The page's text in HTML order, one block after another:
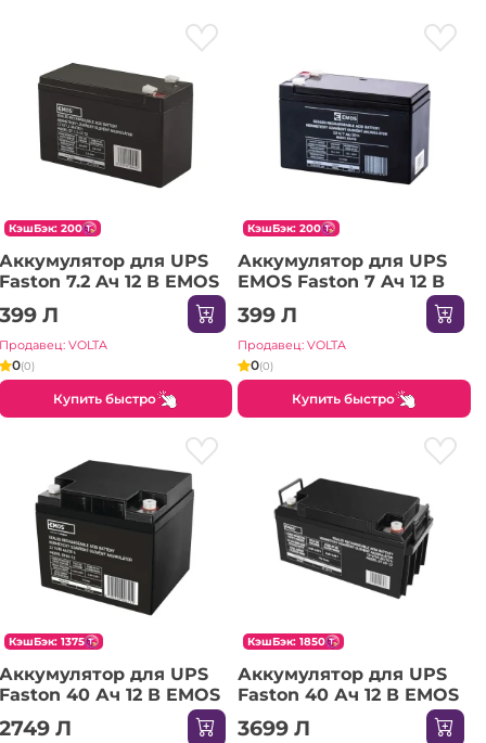
КэшБэк: 200
Аккумулятор для UPS
Faston 7.2 Aч 12 В EMOS
399 Л
Продавец: VOLTA
0(0)
Купить быстро
КэшБэк: 200
Аккумулятор для UPS
EMOS Faston 7 Aч 12 В
399 Л
Продавец: VOLTA
0(0)
Купить быстро
КэшБэк: 1375
Аккумулятор для UPS
Faston 40 Ач 12 В EMOS
2749 Л
КэшБэк: 1850
Аккумулятор для UPS
Faston 40 Ач 12 В EMOS
3699 Л